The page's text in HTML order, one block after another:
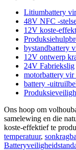
Litiumbattery
48V NFC -
12V koste-
bystandbattery
12V ontwerp
24V Fabriekslig
motorbattery
battery -
Ons hoop om
samelewing en die
koste-effektief te
temperatuur,